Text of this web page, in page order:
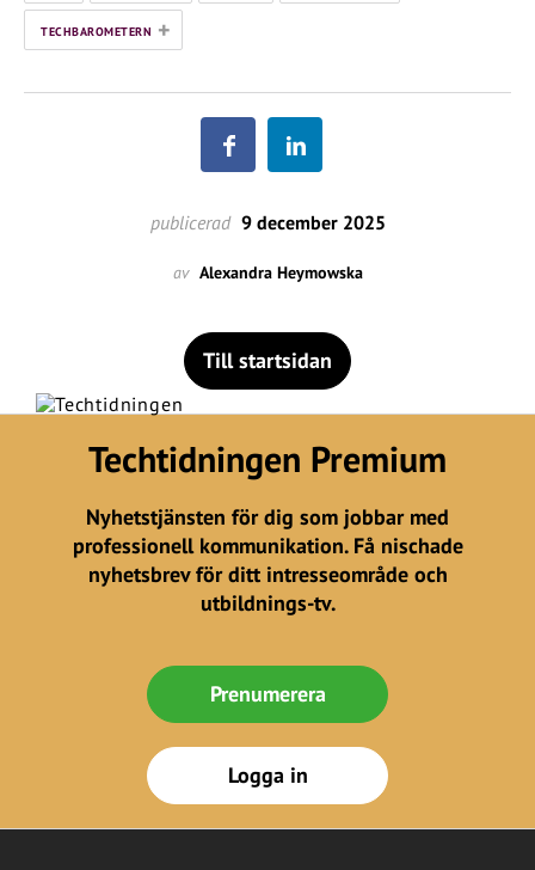
TECHBAROMETERN +
publicerad 9 december 2025
av Alexandra Heymowska
Till startsidan
Techtidningen Premium
Nyhetstjänsten för dig som jobbar med
professionell kommunikation. Få nischade
nyhetsbrev för ditt intresseområde och
utbildnings-tv.
Prenumerera
Logga in